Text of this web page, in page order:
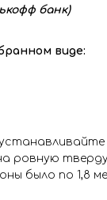
банк)
виде:
ровную
было по 1,8